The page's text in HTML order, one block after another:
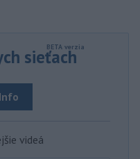
sieťach
Info
videá